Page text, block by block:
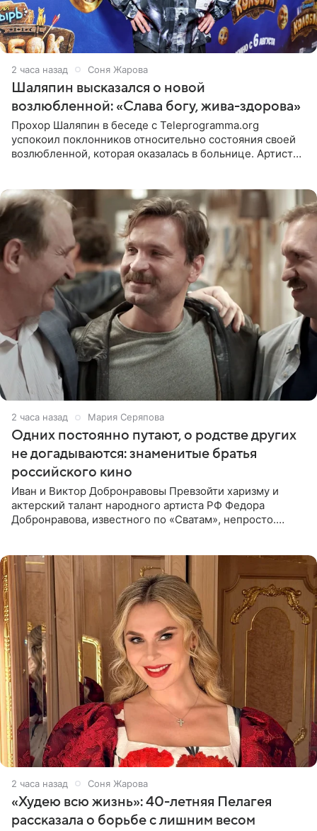
2 часа назад Соня Жарова
Шаляпин высказался о новой
возлюбленной: «Слава богу, жива-здорова»
Прохор Шаляпин в беседе с Teleprogramma.org
успокоил поклонников относительно состояния своей
возлюбленной, которая оказалась в больнице. Артист
2 часа назад Мария Серяпова
Одних постоянно путают, о родстве других
не догадываются: знаменитые братья
российского кино
Иван и Виктор Добронравовы Превзойти харизму и
актерский талант народного артиста РФ Федора
Добронравова, известного по «Сватам», непросто.
2 часа назад Соня Жарова
«Худею всю жизнь»: 40-летняя Пелагея
рассказала о борьбе с лишним весом